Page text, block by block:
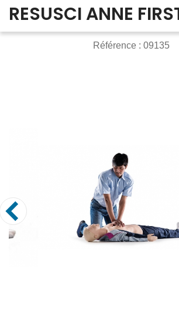
RESUSCI ANNE
Référence : 09135